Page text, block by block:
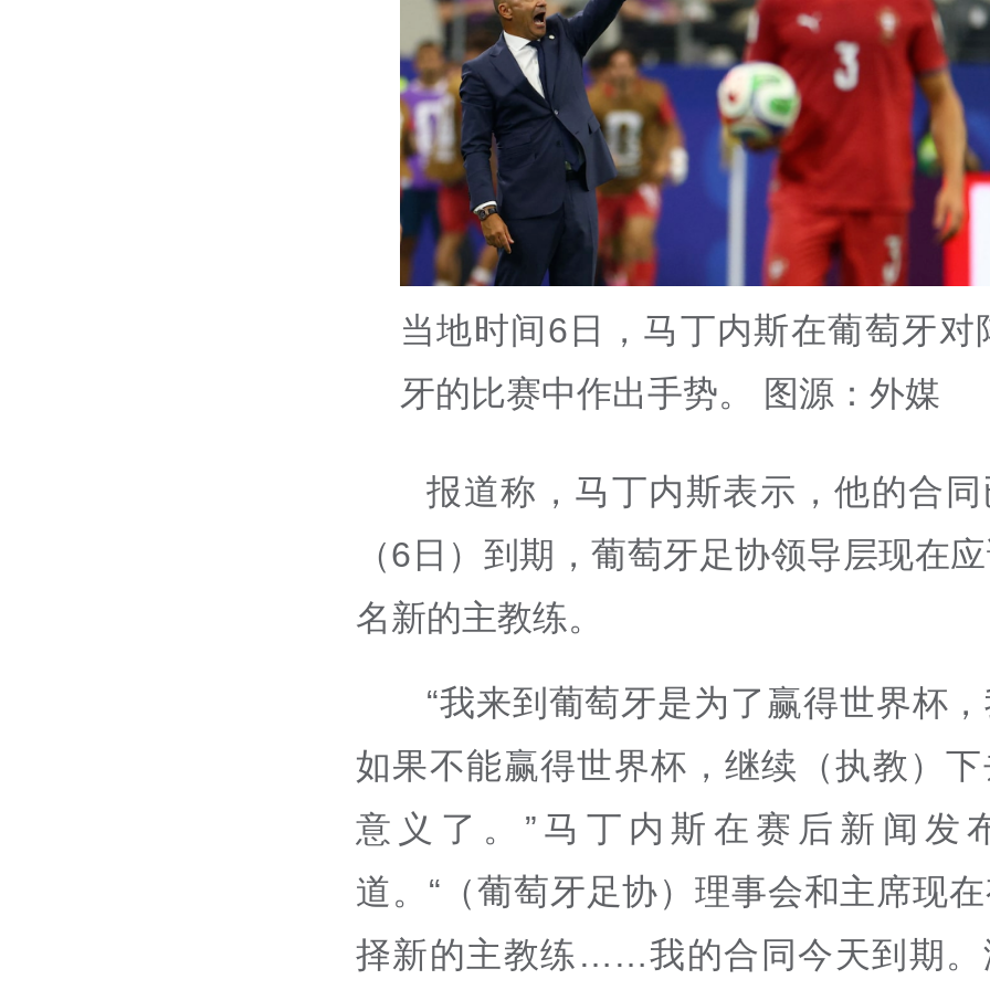
当地时间6日，马丁内斯在葡萄牙对
牙的比赛中作出手势。 图源：外媒
报道称，马丁内斯表示，他的合
（6日）到期，葡萄牙足协领导层现在
名新的主教练。
“我来到葡萄牙是为了赢得世界杯
如果不能赢得世界杯，继续（执教）
意义了。”马丁内斯在赛后新闻发
道。“（葡萄牙足协）理事会和主席现
择新的主教练……我的合同今天到期。